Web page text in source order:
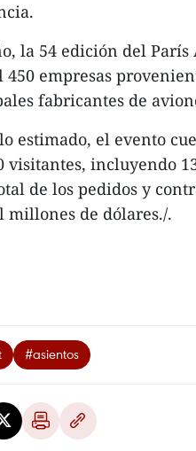
la 54 edición del
450 empresas
fabricantes de
estimado, el evento
visitantes, incluyendo
de los pedidos y
millones de dólares./.
#asientos